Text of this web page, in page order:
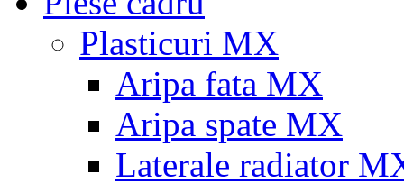
Plasticuri MX
Aripa fata MX
Aripa spate MX
Laterale radiator